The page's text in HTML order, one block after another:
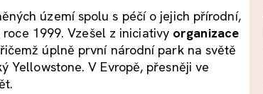
území spolu s péčí o jejich přírodní,
1999. Vzešel z iniciativy organizace
úplně první národní park na světě
Yellowstone. V Evropě, přesněji ve